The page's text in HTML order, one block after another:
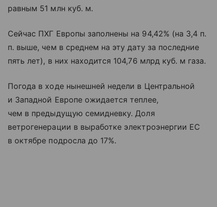
равным 51 млн куб. м.
Сейчас ПХГ Европы заполнены на 94,42% (на 3,4 п.
п. выше, чем в среднем на эту дату за последние
пять лет), в них находится 104,76 млрд куб. м газа.
Погода в ходе нынешней недели в Центральной
и Западной Европе ожидается теплее,
чем в предыдущую семидневку. Доля
ветрогенерации в выработке электроэнергии ЕС
в октябре подросла до 17%.